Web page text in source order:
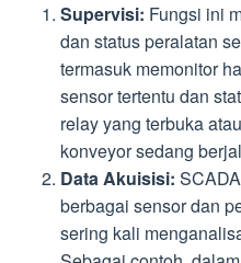
Supervisi: Fungsi ini
dan status peralatan
termasuk memonitor
sensor tertentu dan
relay yang terbuka
konveyor sedang
Data Akuisisi:
berbagai sensor dan
sering kali